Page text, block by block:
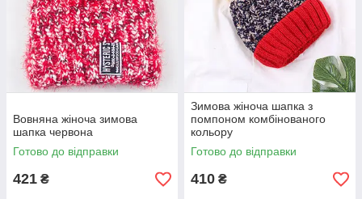
Вовняна жіноча зимова
шапка червона
Готово до відправки
421 ₴
Зимова жіноча шапка з
помпоном комбінованого
кольору
Готово до відправки
410 ₴